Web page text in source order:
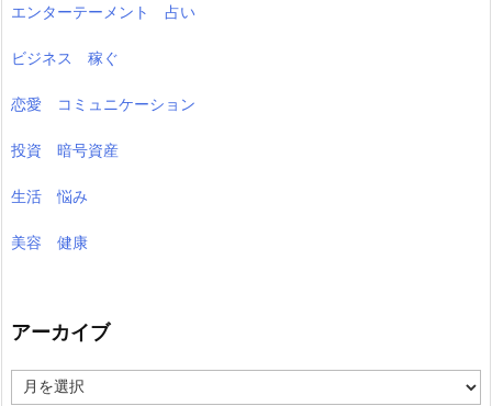
エンターテーメント 占い
ビジネス 稼ぐ
恋愛 コミュニケーション
投資 暗号資産
生活 悩み
美容 健康
アーカイブ
ー